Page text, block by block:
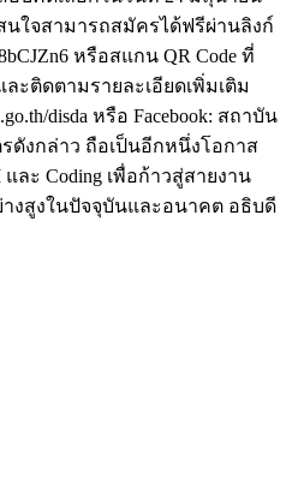
สนใจสามารถสมัครได้ฟรีผ่านลิงก์
หรือสแกน QR Code ที่
ติดตามรายละเอียดเพิ่มเติม
disda หรือ Facebook: สถาบัน
งกล่าว ถือเป็นอีกหนึ่งโอกาส
ะ Coding เพื่อก้าวสู่สายงาน
งสูงในปัจจุบันและอนาคต อธิบดี